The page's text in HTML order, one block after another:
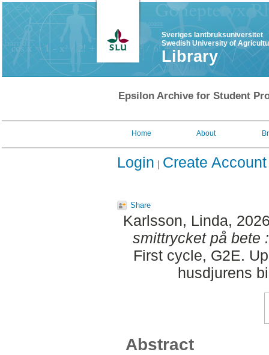
Sveriges lantbruksuniversitet
Swedish University of
Library
Epsilon Archive for Student
Home About
Login Create Account
Share
Karlsson, Linda,
smittrycket på bete
First cycle, G2E.
husdjurens
Abstract